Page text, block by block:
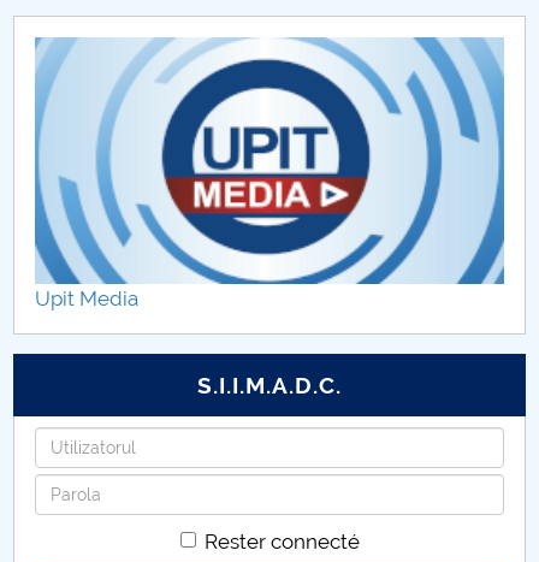
CAR2026
MENIU CANTINA
Présentation
Permanences des enseignants
Projets ERASMUS +
Enseignants
Masters
Reconversion professionnelle
Recherche scientifique
Upit Media
S.I.I.M.A.D.C.
Identifiant
Mot
de
Rester connecté